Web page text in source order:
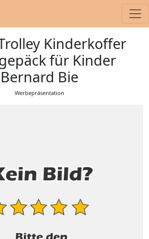
Kinderkoffer
für Kinder
Bernard Bie
Werbepräsentation